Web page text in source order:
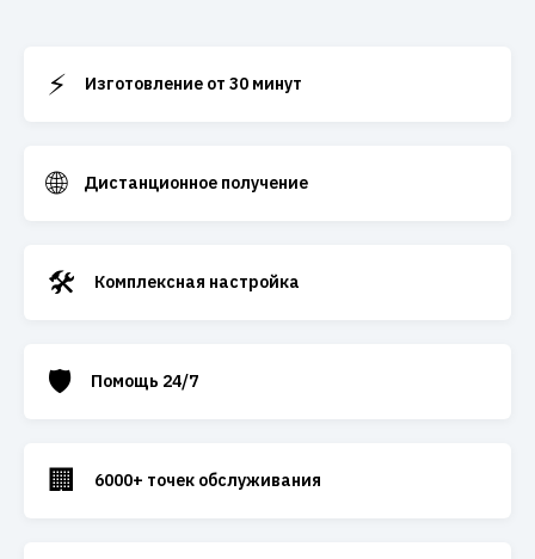
⚡ Изготовление от 30 минут
🌐 Дистанционное получение
🛠️ Комплексная настройка
🛡️ Помощь 24/7
🏢 6000+ точек обслуживания